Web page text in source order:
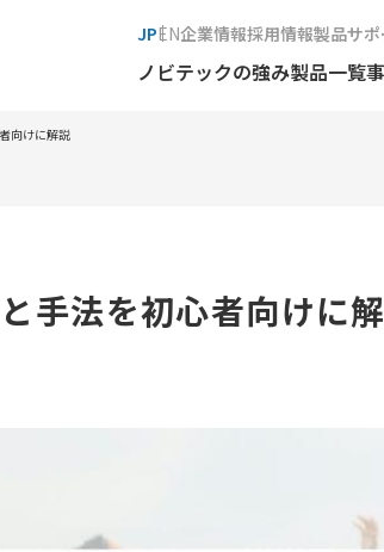
JPEN企業情報採用情報製品サ
ノビテックの強み製品一覧
向けに解説
手法を初心者向けに